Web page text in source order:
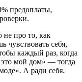
предоплаты,
не про то, как
чувствовать себя,
каждый раз, когда
мой дом» — тогда
А ради себя.